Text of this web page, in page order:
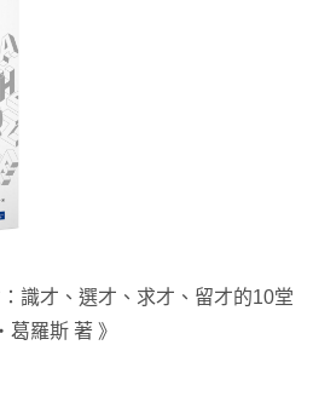
識才、選才、求才、留才的10堂
羅斯 著 》